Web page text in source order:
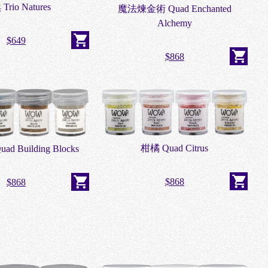
Trio Natures
$649
魔法煉金術 Quad Enchanted
Alchemy
$868
Building Blocks
$868
柑橘 Quad Citrus
$868